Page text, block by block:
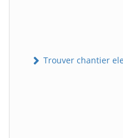
Trouver chantier